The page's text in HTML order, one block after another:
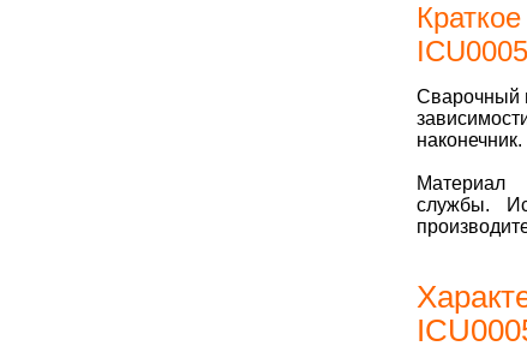
Сварочный
наконечник.
службы.